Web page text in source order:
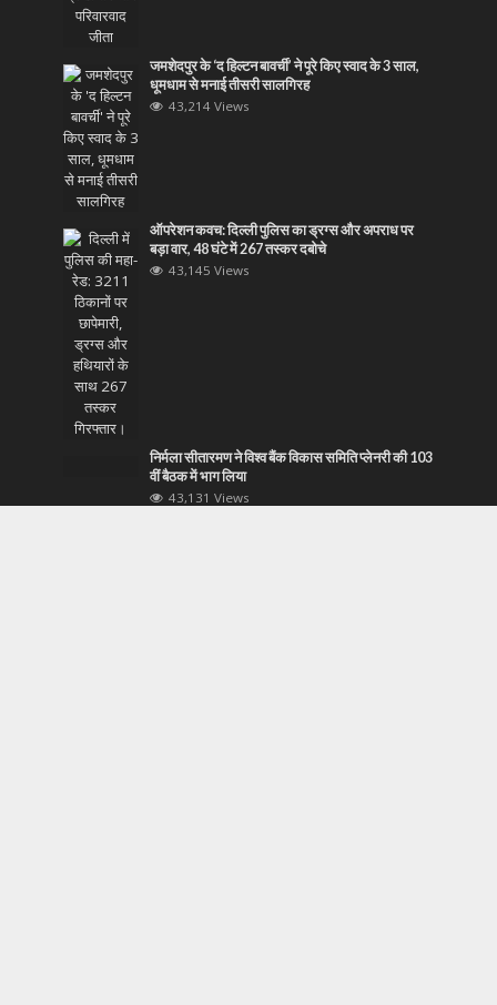
जमशेदपुर के ‘द हिल्टन बावर्ची’ ने पूरे किए स्वाद के 3 साल,
धूमधाम से मनाई तीसरी सालगिरह
43,214 Views
ऑपरेशन कवच: दिल्ली पुलिस का ड्रग्स और अपराध पर
बड़ा वार, 48 घंटे में 267 तस्कर दबोचे
43,145 Views
निर्मला सीतारमण ने विश्व बैंक विकास समिति प्लेनरी की 103
वीं बैठक में भाग लिया
43,131 Views